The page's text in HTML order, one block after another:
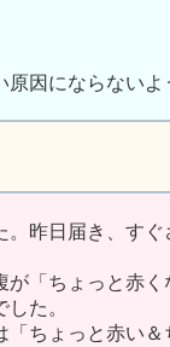
因にならない
昨日届き、す
「ちょっと赤
た。
ちょっと赤い